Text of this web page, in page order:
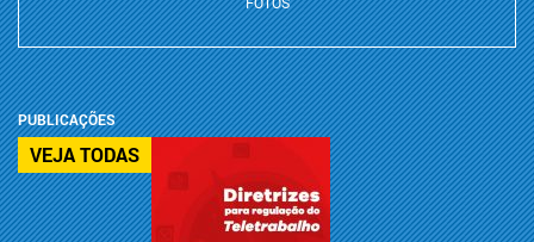
PUBLICAÇÕES
VEJA TODAS